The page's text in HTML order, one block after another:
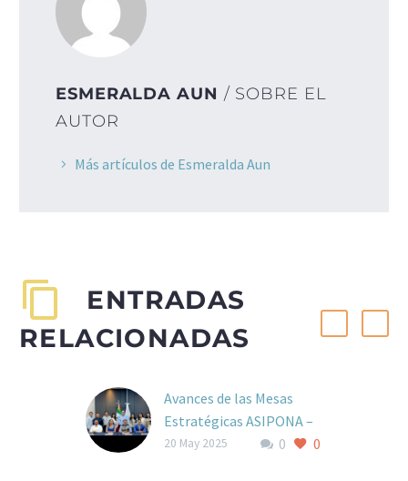
ESMERALDA AUN / SOBRE EL
AUTOR
Más artículos de Esmeralda Aun
ENTRADAS
RELACIONADAS
Avances de las Mesas
Estratégicas ASIPONA –
Manzanillo y ANACOFER
0 0
20 May 2025